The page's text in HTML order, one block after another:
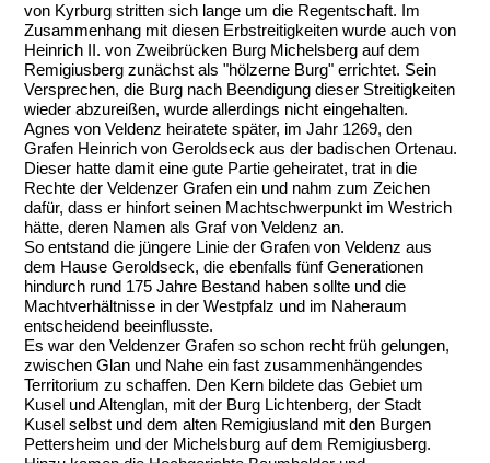
von Kyrburg stritten sich lange um die Regentschaft. Im
Zusammenhang mit diesen Erbstreitigkeiten wurde auch von
Heinrich II. von Zweibrücken Burg Michelsberg auf dem
Remigiusberg zunächst als "hölzerne Burg" errichtet. Sein
Versprechen, die Burg nach Beendigung dieser Streitigkeiten
wieder abzureißen, wurde allerdings nicht eingehalten.
Agnes von Veldenz heiratete später, im Jahr 1269, den
Grafen Heinrich von Geroldseck aus der badischen Ortenau.
Dieser hatte damit eine gute Partie geheiratet, trat in die
Rechte der Veldenzer Grafen ein und nahm zum Zeichen
dafür, dass er hinfort seinen Machtschwerpunkt im Westrich
hätte, deren Namen als Graf von Veldenz an.
So entstand die jüngere Linie der Grafen von Veldenz aus
dem Hause Geroldseck, die ebenfalls fünf Generationen
hindurch rund 175 Jahre Bestand haben sollte und die
Machtverhältnisse in der Westpfalz und im Naheraum
entscheidend beeinflusste.
Es war den Veldenzer Grafen so schon recht früh gelungen,
zwischen Glan und Nahe ein fast zusammenhängendes
Territorium zu schaffen. Den Kern bildete das Gebiet um
Kusel und Altenglan, mit der Burg Lichtenberg, der Stadt
Kusel selbst und dem alten Remigiusland mit den Burgen
Pettersheim und der Michelsburg auf dem Remigiusberg.